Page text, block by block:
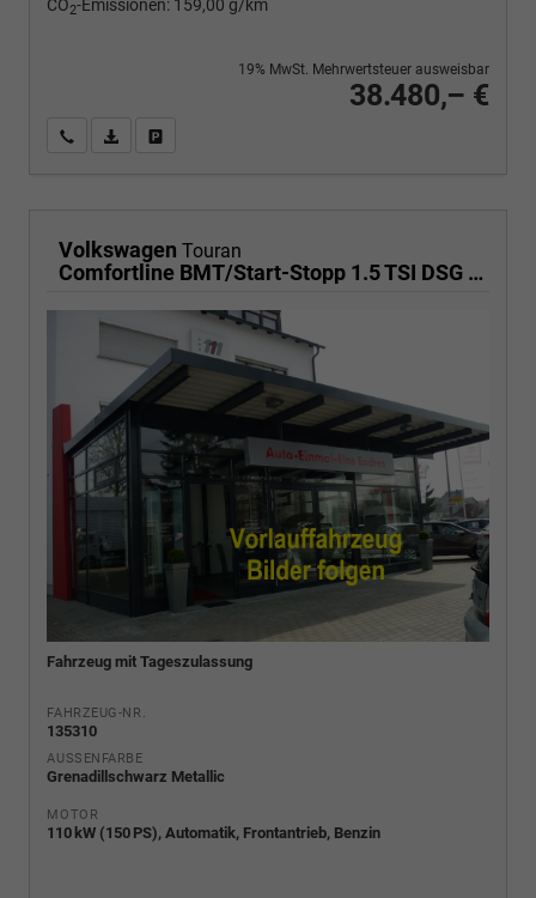
CO2-Emissionen: 159,00 g/km
38.480,– €
19% MwSt. Mehrwertsteuer ausweisbar
Wir rufen Sie anPDF-Fahrzeugexposé drucken
Volkswagen Touran
Comfortline BMT/Start-Stopp 1.5 TSI DSG Comfortline, Navi, Side, Kamera, Winter, 17-Zoll, sofort, 3.J-Garantie
Fahrzeug mit Tageszulassung
FAHRZEUG-NR.
135310
AUSSENFARBE
Grenadillschwarz Metallic
MOTOR
110 kW (150 PS), Automatik, Frontantrieb, Benzin